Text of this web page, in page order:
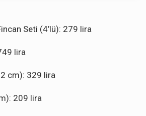
Seti (4’lü): 279 lira
lira
cm): 329 lira
209 lira